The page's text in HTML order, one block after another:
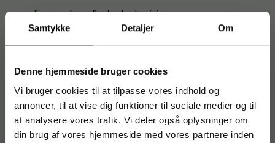
Samtykke Detaljer Om
Denne hjemmeside bruger cookies
Vi bruger cookies til at tilpasse vores indhold og
annoncer, til at vise dig funktioner til sociale medier og til
at analysere vores trafik. Vi deler også oplysninger om
din brug af vores hjemmeside med vores partnere inden
Engangsbrug for bedre hygiejne
Dispenseræske med 100 stk for nem udtagning
butik, lager, pleje- og servicefunktioner samt hjemmebrug.
Gode som generelle beskyttelseshandsker ved håndtering af
ikke-kritiske opgaver. Bemærk: Ikke egnet for personer med